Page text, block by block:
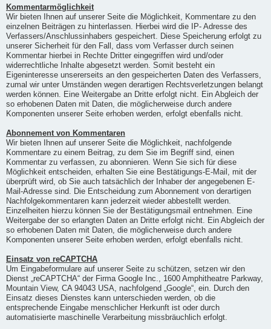
Kommentarmöglichkeit
Wir bieten Ihnen auf unserer Seite die Möglichkeit, Kommentare zu den
einzelnen Beiträgen zu hinterlassen. Hierbei wird die IP- Adresse des
Verfassers/Anschlussinhabers gespeichert. Diese Speicherung erfolgt zu
unserer Sicherheit für den Fall, dass vom Verfasser durch seinen
Kommentar hierbei in Rechte Dritter eingegriffen wird und/oder
widerrechtliche Inhalte abgesetzt werden. Somit besteht ein
Eigeninteresse unsererseits an den gespeicherten Daten des Verfassers,
zumal wir unter Umständen wegen derartigen Rechtsverletzungen belangt
werden können. Eine Weitergabe an Dritte erfolgt nicht. Ein Abgleich der
so erhobenen Daten mit Daten, die möglicherweise durch andere
Komponenten unserer Seite erhoben werden, erfolgt ebenfalls nicht.
Abonnement von Kommentaren
Wir bieten Ihnen auf unserer Seite die Möglichkeit, nachfolgende
Kommentare zu einem Beitrag, zu dem Sie im Begriff sind, einen
Kommentar zu verfassen, zu abonnieren. Wenn Sie sich für diese
Möglichkeit entscheiden, erhalten Sie eine Bestätigungs-E-Mail, mit der
überprüft wird, ob Sie auch tatsächlich der Inhaber der angegebenen E-
Mail-Adresse sind. Die Entscheidung zum Abonnement von derartigen
Nachfolgekommentaren kann jederzeit wieder abbestellt werden.
Einzelheiten hierzu können Sie der Bestätigungsmail entnehmen. Eine
Weitergabe der so erlangten Daten an Dritte erfolgt nicht. Ein Abgleich der
so erhobenen Daten mit Daten, die möglicherweise durch andere
Komponenten unserer Seite erhoben werden, erfolgt ebenfalls nicht.
Einsatz von reCAPTCHA
Um Eingabeformulare auf unserer Seite zu schützen, setzen wir den
Dienst „reCAPTCHA“ der Firma Google Inc., 1600 Amphitheatre Parkway,
Mountain View, CA 94043 USA, nachfolgend „Google“, ein. Durch den
Einsatz dieses Dienstes kann unterschieden werden, ob die
entsprechende Eingabe menschlicher Herkunft ist oder durch
automatisierte maschinelle Verarbeitung missbräuchlich erfolgt.